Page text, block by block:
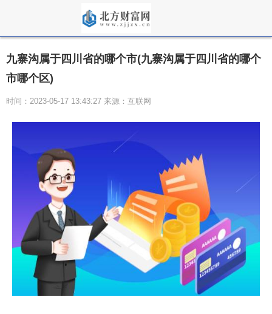
九寨沟属于四川省的哪个市(九寨沟属于四川省的哪个
市哪个区)
时间：2023-05-17 13:43:27 来源：互联网